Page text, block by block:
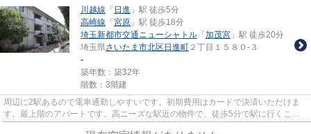
川越線 「 日進 」駅 徒歩5分
高崎線 「 宮原 」駅 徒歩18分
埼玉新都市交通ニューシャトル 「 加茂宮 」駅 徒歩20分
埼玉県さいたま市北区 日進町 ２丁目１５８０-３
-
築年数：築32年
階数：3階建
周辺に2駅あるので電車通勤しやすいです。初期費用はカードで決済いただけま
す。最上階のアパートです。高ニーズな駅近の物件で、徒歩5分で駅に行くこと